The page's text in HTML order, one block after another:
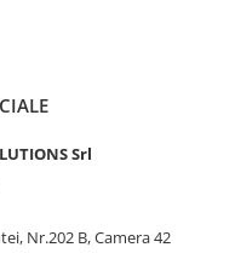
Srl
Nr.202 B, Camera 42